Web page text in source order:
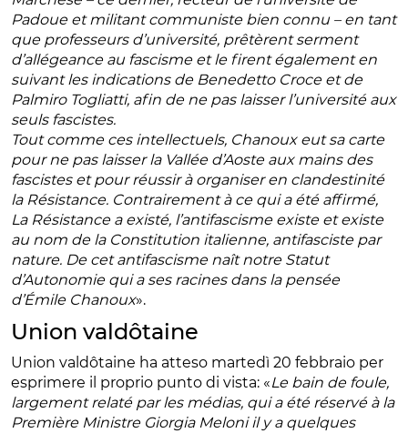
Padoue et militant communiste bien connu – en tant
que professeurs d’université, prêtèrent serment
d’allégeance au fascisme et le firent également en
suivant les indications de Benedetto Croce et de
Palmiro Togliatti, afin de ne pas laisser l’université aux
seuls fascistes.
Tout comme ces intellectuels, Chanoux eut sa carte
pour ne pas laisser la Vallée d’Aoste aux mains des
fascistes et pour réussir à organiser en clandestinité
la Résistance. Contrairement à ce qui a été affirmé,
La Résistance a existé, l’antifascisme existe et existe
au nom de la Constitution italienne, antifasciste par
nature. De cet antifascisme naît notre Statut
d’Autonomie qui a ses racines dans la pensée
d’Émile Chanoux».
Union valdôtaine
Union valdôtaine ha atteso martedì 20 febbraio per
esprimere il proprio punto di vista: «Le bain de foule,
largement relaté par les médias, qui a été réservé à la
Première Ministre Giorgia Meloni il y a quelques